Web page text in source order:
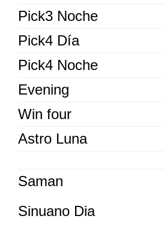
Pick3 Noche
Pick4 Día
Pick4 Noche
Evening
Win four
Astro Luna
Saman
Sinuano Dia